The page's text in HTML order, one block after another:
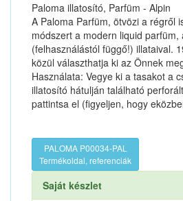
Paloma illatosító, Parfüm - Alpin
A Paloma Parfüm, ötvözi a régről
módszert a modern liquid parfüm,
(felhasználástól függő!) illataival.
közül választhatja ki az Önnek
Használata: Vegye ki a tasakot a
illatosító hátulján található
pattintsa el (figyeljen, hogy
PALOMA P00034-PAL
Termékoldal, referenciák
Saját készlet